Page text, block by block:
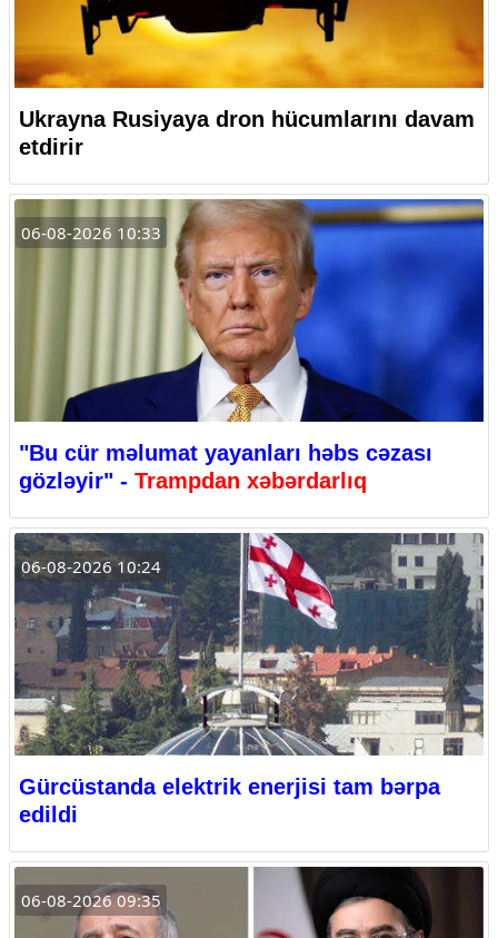
Ukrayna Rusiyaya dron hücumlarını davam
etdirir
06-08-2026 10:33
"Bu cür məlumat yayanları həbs cəzası
gözləyir" - Trampdan xəbərdarlıq
06-08-2026 10:24
Gürcüstanda elektrik enerjisi tam bərpa
edildi
06-08-2026 09:35